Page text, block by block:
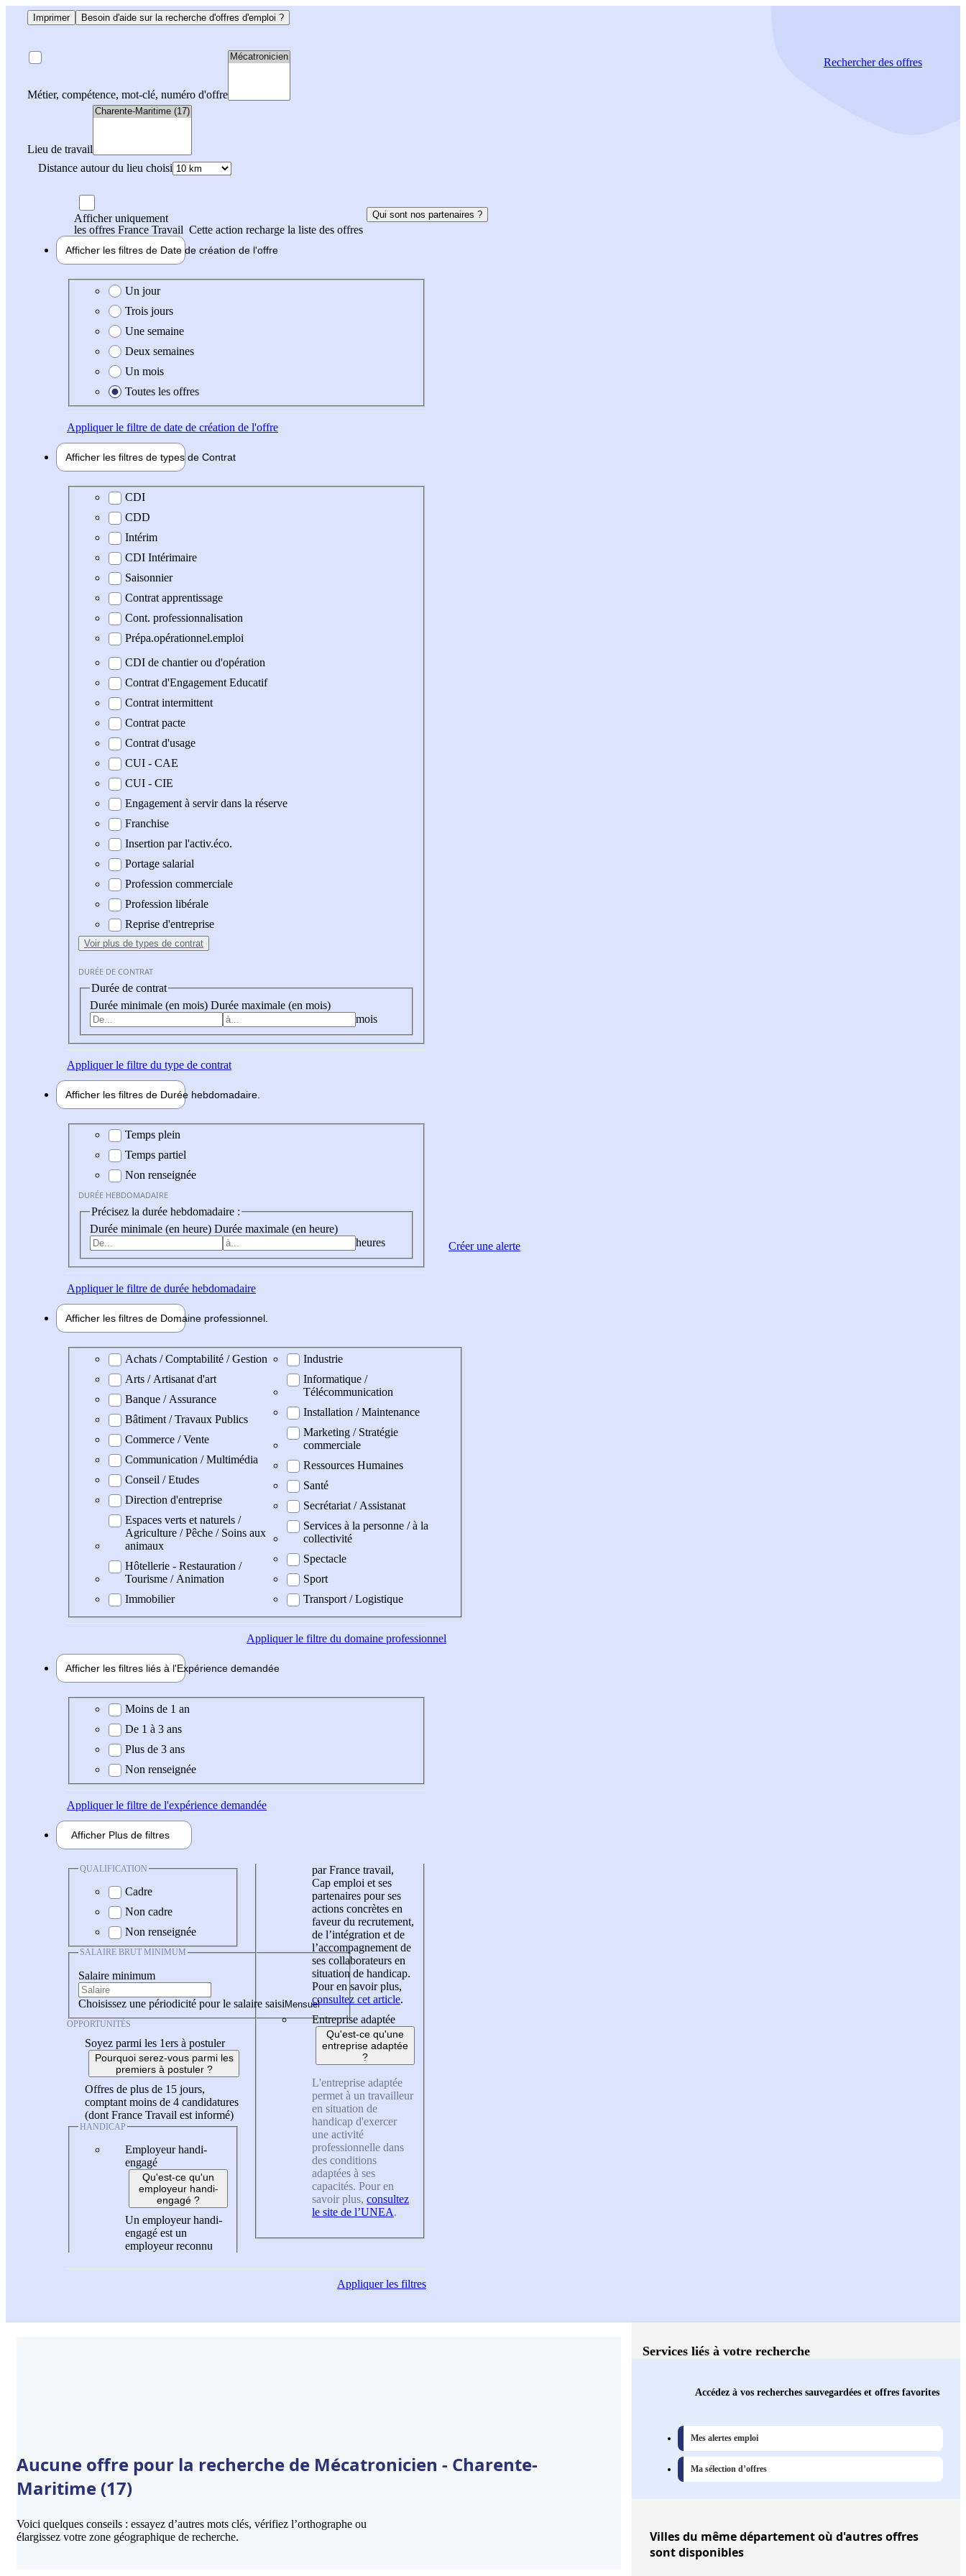
Imprimer Besoin d'aide sur la recherche d'offres d'emploi ?
Métier, compétence, mot-clé, numéro d'offre
Lieu de travail
Distance autour du lieu choisi
Rechercherdes offres
Afficher uniquement
les offres France Travail Cette action recharge la liste des offres
Qui sont nos partenaires ?
Afficher les filtres de Date de création de l'offre
Date de création de l'offre
Un jour
Trois jours
Une semaine
Deux semaines
Un mois
Toutes les offres
Appliquerle filtre de date de création de l'offre
Afficher les filtres de types de Contrat
Type de contrat
CDI
CDD
Intérim
CDI Intérimaire
Saisonnier
Contrat apprentissage
Cont. professionnalisation
Prépa.opérationnel.emploi
CDI de chantier ou d'opération
Contrat d'Engagement Educatif
Contrat intermittent
Contrat pacte
Contrat d'usage
CUI - CAE
CUI - CIE
Engagement à servir dans la réserve
Franchise
Insertion par l'activ.éco.
Portage salarial
Profession commerciale
Profession libérale
Reprise d'entreprise
Voir plus de types de contrat
DURÉE DE CONTRAT
Durée de contrat
Durée minimale (en mois) Durée maximale (en mois)
mois
Appliquerle filtre du type de contrat
Afficher les filtres de Durée hebdomadaire
Durée hebdomadaire
Temps plein
Temps partiel
Non renseignée
DURÉE HEBDOMADAIRE
Précisez la durée hebdomadaire :
Durée minimale (en heure) Durée maximale (en heure)
heures
Appliquerle filtre de durée hebdomadaire
Afficher les filtres de Domaine professionnel
Domaine professionel
Achats / Comptabilité / Gestion
Arts / Artisanat d'art
Banque / Assurance
Bâtiment / Travaux Publics
Commerce / Vente
Communication / Multimédia
Conseil / Etudes
Direction d'entreprise
Espaces verts et naturels /
Agriculture / Pêche / Soins aux
animaux
Hôtellerie - Restauration /
Tourisme / Animation
Immobilier
Industrie
Informatique /
Télécommunication
Installation / Maintenance
Marketing / Stratégie
commerciale
Ressources Humaines
Santé
Secrétariat / Assistanat
Services à la personne / à la
collectivité
Spectacle
Sport
Transport / Logistique
Appliquerle filtre du domaine professionnel
Afficher les filtres liés à l'Expérience demandée
Expérience demandée
Moins de 1 an
De 1 à 3 ans
Plus de 3 ans
Non renseignée
Appliquerle filtre de l'expérience demandée
Afficher Plus de filtres
QUALIFICATION
Cadre
Non cadre
Non renseignée
SALAIRE BRUT MINIMUM
Salaire minimum
Choisissez une périodicité pour le salaire saisi
OPPORTUNITÉS
Soyez parmi les 1ers à postuler
Pourquoi serez-vous parmi les
premiers à postuler ?
Offres de plus de 15 jours,
comptant moins de 4 candidatures
(dont France Travail est informé)
HANDICAP
Employeur handi-
engagé
Qu'est-ce qu'un
employeur handi-
engagé ?
Un employeur handi-
engagé est un
employeur reconnu
par France travail,
Cap emploi et ses
partenaires pour ses
actions concrètes en
faveur du recrutement,
de l’intégration et de
l’accompagnement de
ses collaborateurs en
situation de handicap.
Pour en savoir plus,
consultez cet article.
Entreprise adaptée
Qu'est-ce qu'une
entreprise adaptée
?
L'entreprise adaptée
permet à un travailleur
en situation de
handicap d'exercer
une activité
professionnelle dans
des conditions
adaptées à ses
capacités. Pour en
savoir plus, consultez
le site de l’UNEA.
Appliquerles filtres
Créer une alerte
Aucune offre pour la recherche de Mécatronicien - Charente-
Maritime (17)
Voici quelques conseils : essayez d’autres mots clés, vérifiez l’orthographe ou
élargissez votre zone géographique de recherche.
Services liés à votre recherche
Accédez à vos recherches sauvegardées et offres favorites
Mes alertes emploi
Ma sélection d’offres
Villesdu même département où d'autres offres
sont disponibles